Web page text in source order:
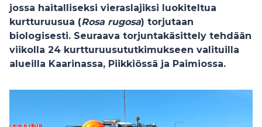
jossa haitalliseksi vieraslajiksi luokiteltua
kurtturuusua (Rosa rugosa) torjutaan
biologisesti. Seuraava torjuntakäsittely tehdään
viikolla 24 kurtturuusututkimukseen valituilla
alueilla Kaarinassa, Piikkiössä ja Paimiossa.